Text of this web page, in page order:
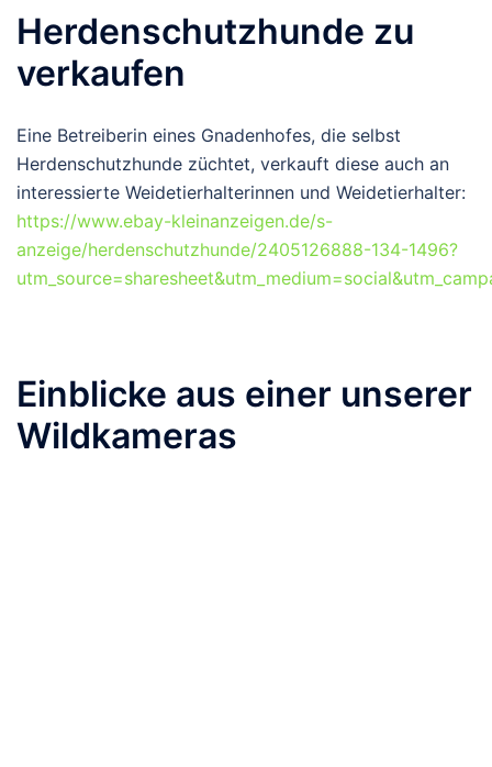
Herdenschutzhunde zu
verkaufen
Eine Betreiberin eines Gnadenhofes, die selbst
Herdenschutzhunde züchtet, verkauft diese auch an
interessierte Weidetierhalterinnen und Weidetierhalter:
https://www.ebay-kleinanzeigen.de/s-
anzeige/herdenschutzhunde/2405126888-134-1496?
Einblicke aus einer unserer
Wildkameras